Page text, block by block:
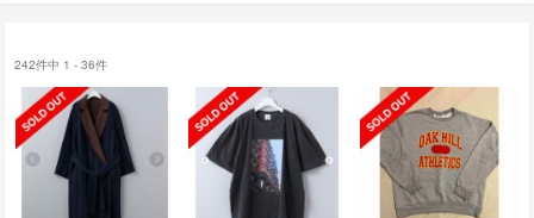
242件中 1 - 36件